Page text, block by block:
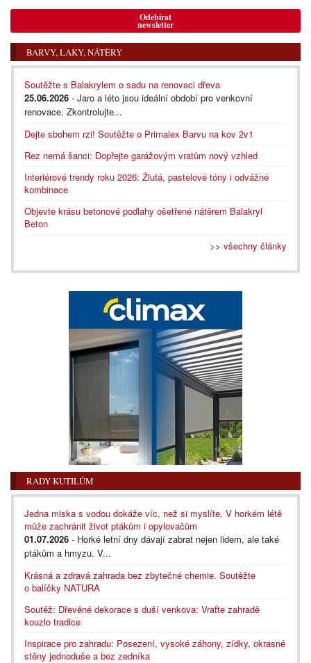
Odebírat
newsletter
BARVY, LAKY, NÁTĚRY
Soutěžte s Balakrylem o sadu na renovaci dřeva
25.06.2026 - Jaro a léto jsou ideální období pro venkovní
renovace. Zkontrolujte...
Dejte sbohem rzi! Soutěžte o Primalex Barvu na kov 2v1
Rez nemá šanci: Dopřejte garážovým vratům nový vzhled
Interiérové trendy roku 2026: Žlutá, pastelové tóny i odvážné
kombinace
Objevte krásu betonové podlahy ošetřené nátěrem Balakryl
Beton
>> všechny články
RADY KUTILŮM
Jedna miska s vodou dokáže víc, než si myslíte. V horkém létě
může zachránit život ptákům i opylovačům
01.07.2026 - Horké letní dny dávají zabrat nejen lidem, ale také
ptákům a hmyzu. V...
Krásná a zdravá zahrada bez zbytečné chemie. Soutěžte
o balíčky NATURA
Soutěž: Dřevěné dekorace s duší venkova: Vraťte zahradě
kouzlo tradice
Inspirace pro zahradu: Posezení, vysoké záhony, zídky, okrasné
stěny jednoduše a bez zedníka